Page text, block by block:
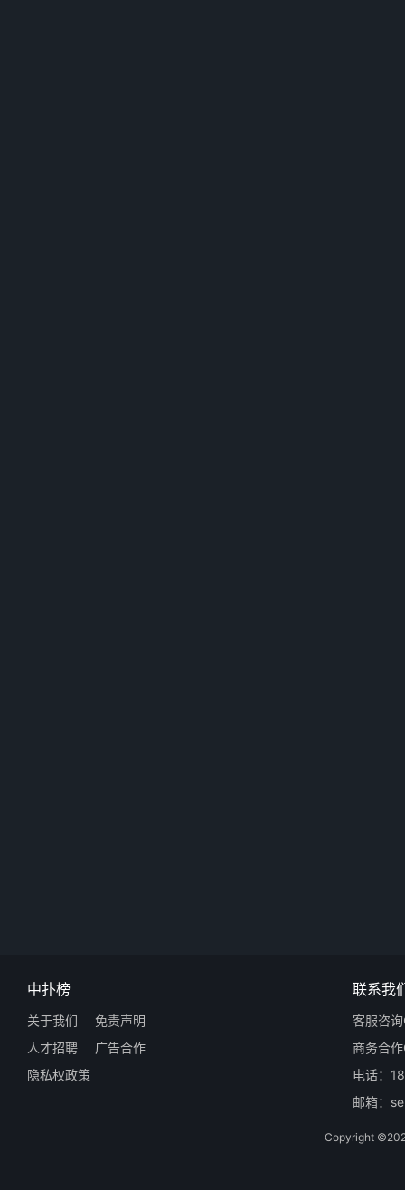
中扑榜
关于我们
免责声明
人才招聘
广告合作
隐私权政策
联系我
客服咨
商务合
电话：
邮箱：
Copyright